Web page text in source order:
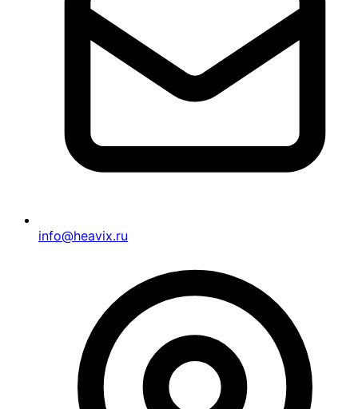
info@heavix.ru